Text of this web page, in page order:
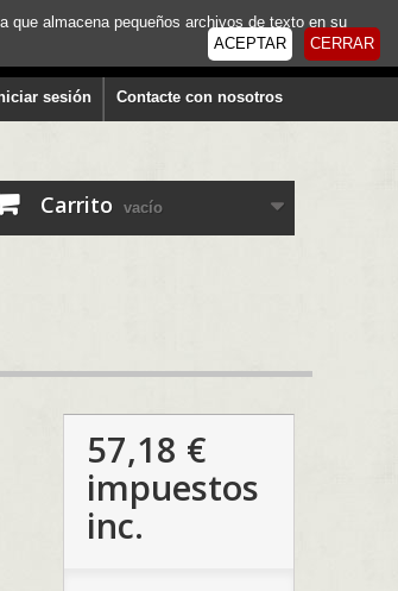
Contacte con nosotros
sesión
Carrito vacío
que almacena pequeños archivos de texto en su
CERRAR
ACEPTAR
57,18 €
impuestos
inc.